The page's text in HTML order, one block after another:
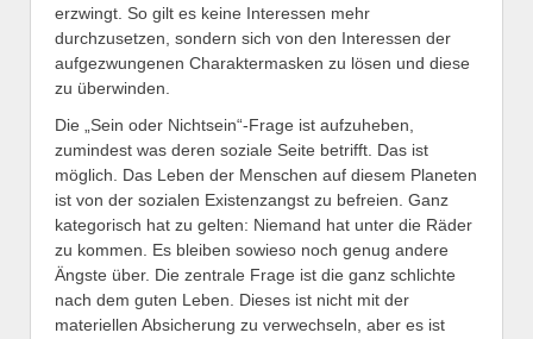
erzwingt. So gilt es keine Interessen mehr
durchzusetzen, sondern sich von den Interessen der
aufgezwungenen Charaktermasken zu lösen und diese
zu überwinden.
Die „Sein oder Nichtsein“-Frage ist aufzuheben,
zumindest was deren soziale Seite betrifft. Das ist
möglich. Das Leben der Menschen auf diesem Planeten
ist von der sozialen Existenzangst zu befreien. Ganz
kategorisch hat zu gelten: Niemand hat unter die Räder
zu kommen. Es bleiben sowieso noch genug andere
Ängste über. Die zentrale Frage ist die ganz schlichte
nach dem guten Leben. Dieses ist nicht mit der
materiellen Absicherung zu verwechseln, aber es ist